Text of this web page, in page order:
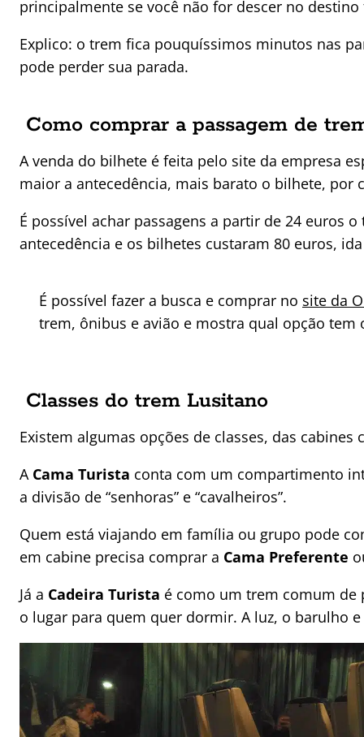
principalmente se você não for descer no
Explico: o trem fica pouquíssimos minutos nas
pode perder sua parada.
Como comprar a passagem de
A venda do bilhete é feita pelo site da empresa
maior a antecedência, mais barato o bilhete, por
É possível achar passagens a partir de 24 euros
antecedência e os bilhetes custaram 80 euros,
É possível fazer a busca e comprar no site da
trem, ônibus e avião e mostra qual opção
Classes do trem Lusitano
Existem algumas opções de classes, das
A Cama Turista conta com um compartimento
a divisão de “senhoras” e “cavalheiros”.
Quem está viajando em família ou grupo pode
em cabine precisa comprar a Cama Preferente
Já a Cadeira Turista é como um trem comum de
o lugar para quem quer dormir. A luz, o barulho